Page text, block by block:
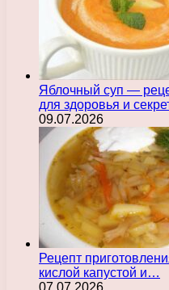
Яблочный суп —
для здоровья и
09.07.2026
Рецепт
кислой капустой и…
07.07.2026